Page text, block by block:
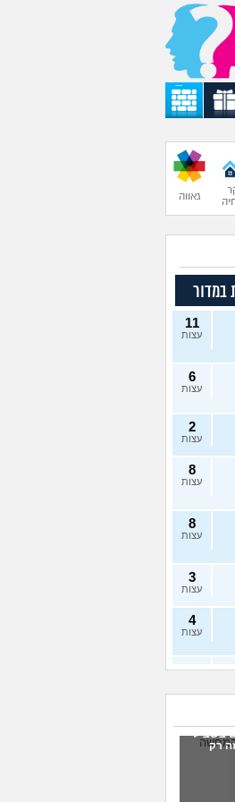
גאווה
במדור
11
עצות
6
עצות
2
עצות
8
עצות
8
עצות
3
עצות
4
עצות
6
3
עצותבשביל
רק